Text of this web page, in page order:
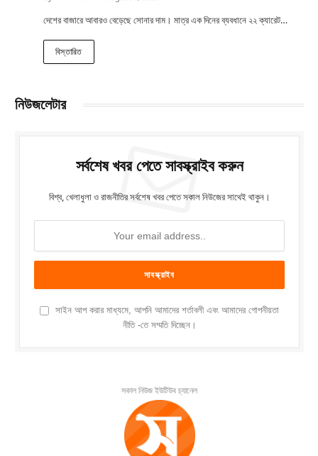
দেশের বাজারে আবারও বেড়েছে সোনার দাম। মাত্র এক দিনের ব্যবধানে ২২ ক্যারেট…
বিস্তারিত
নিউজলেটার
সর্বশেষ খবর পেতে সাবস্ক্রাইব করুন
বিশ্ব, খেলাধুলা ও রাজনীতির সর্বশেষ খবর পেতে সকাল নিউজের সাথেই থাকুন।
সাইন আপ করার মাধ্যমে, আপনি আমাদের শর্তাবলী এবং আমাদের গোপনীয়তা
নীতি -তে সম্মতি দিচ্ছেন।
সকাল নিউজ ইউটিউব চ্যানেল